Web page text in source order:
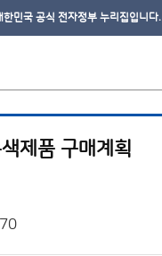
한민국 공식 전자정부 누리집입니다.
제품 구매계획